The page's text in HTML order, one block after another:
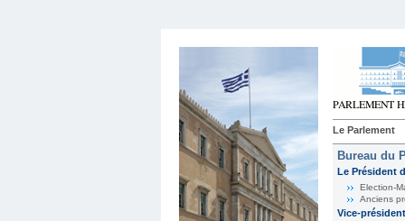
Le Parlement
Bureau du
Le Président
Election-
Anciens
Vice-